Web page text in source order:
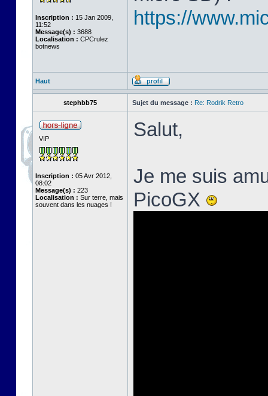
Inscription : 15 Jan 2009,
11:52
Message(s) : 3688
Localisation : CPCrulez
botnews
https://
Haut
stephbb75 Sujet du message : Re: Rodrik Retro
VIP
Inscription : 05 Avr 2012,
08:02
Message(s) : 223
Localisation : Sur terre, mais
souvent dans les nuages !
Salut,
Je me suis
PicoGX